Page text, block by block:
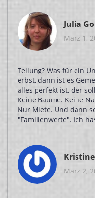
Julia
März 1,
Teilung? Was für ein
erbst, dann ist es
alles perfekt ist, der
Keine Bäume. Keine
Nur Miete. Und dann
"Familienwerte". Ich
März 2,